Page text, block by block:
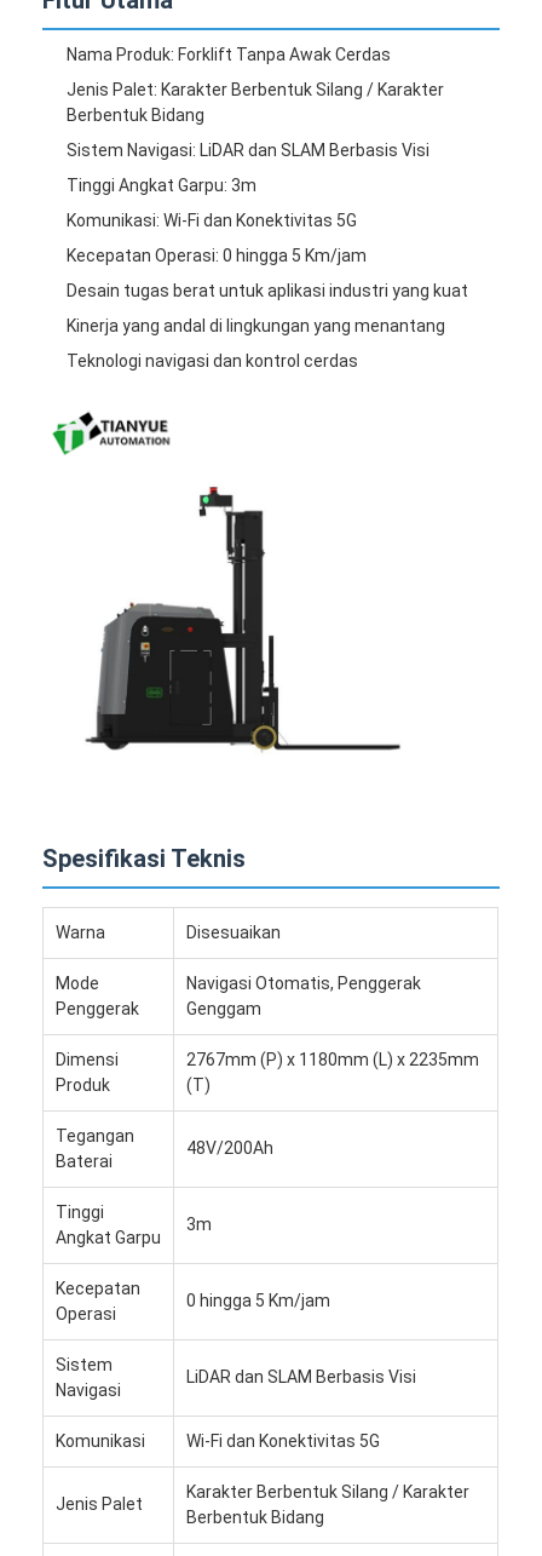
Robot komersial
Nama Produk: Forklift Tanpa Awak Cerdas
Jenis Palet: Karakter Berbentuk Silang / Karakter
Berbentuk Bidang
Sistem Navigasi: LiDAR dan SLAM Berbasis Visi
Tinggi Angkat Garpu: 3m
Komunikasi: Wi-Fi dan Konektivitas 5G
Kecepatan Operasi: 0 hingga 5 Km/jam
Desain tugas berat untuk aplikasi industri yang kuat
Kinerja yang andal di lingkungan yang menantang
Teknologi navigasi dan kontrol cerdas
Spesifikasi Teknis
Warna Disesuaikan
Mode
Penggerak
Navigasi Otomatis, Penggerak
Genggam
Dimensi
Produk
2767mm (P) x 1180mm (L) x 2235mm
(T)
Tegangan
Baterai
48V/200Ah
Tinggi
Angkat Garpu
3m
Kecepatan
Operasi
0 hingga 5 Km/jam
Sistem
Navigasi
LiDAR dan SLAM Berbasis Visi
Komunikasi Wi-Fi dan Konektivitas 5G
Jenis Palet
Karakter Berbentuk Silang / Karakter
Berbentuk Bidang